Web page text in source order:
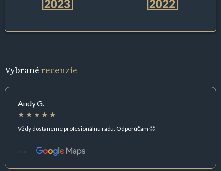
Vybrané recenzie
Andy G.
Vždy dostaneme profesionálnu radu. Odporúčam 🙂
Zdroj: